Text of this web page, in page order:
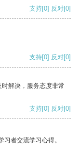
支持[0] 反对[0]
支持[0] 反对[0]
解决，服务态度非常
支持[0] 反对[0]
者交流学习心得。